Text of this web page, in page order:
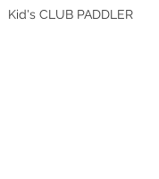
Kid's CLUB PADDLER